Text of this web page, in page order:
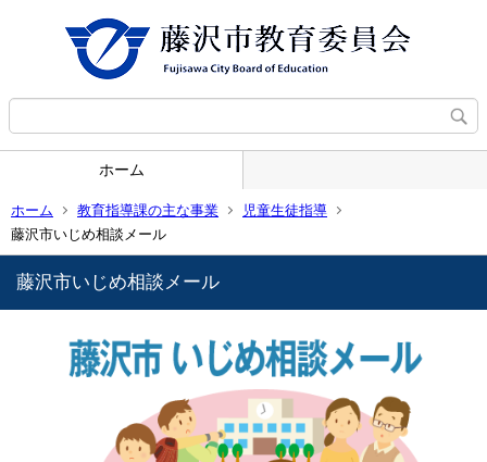
ホーム
ホーム 教育指導課の主な事業
児童生徒指導
藤沢市いじめ相談メール
藤沢市いじめ相談メール